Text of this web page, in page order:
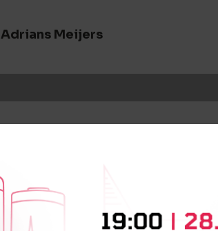
Adrians Meijers